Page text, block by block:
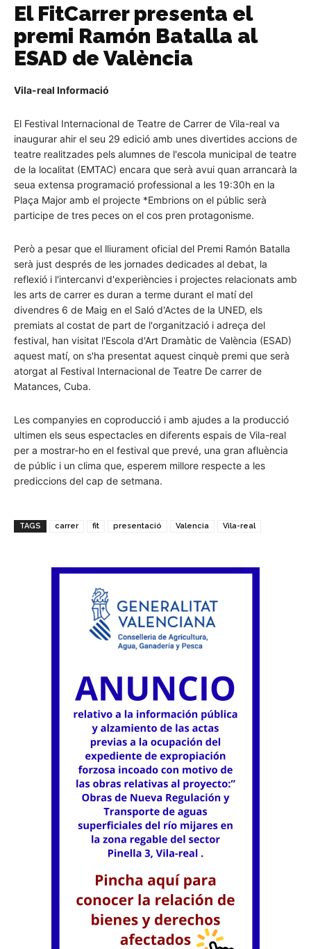
El FitCarrer presenta el
premi Ramón Batalla al
ESAD de València
Vila-real Informació
El Festival Internacional de Teatre de Carrer de Vila-real va
inaugurar ahir el seu 29 edició amb unes divertides accions de
teatre realitzades pels alumnes de l'escola municipal de teatre
de la localitat (EMTAC) encara que serà avui quan arrancarà la
seua extensa programació professional a les 19:30h en la
Plaça Major amb el projecte *Embrions on el públic serà
participe de tres peces on el cos pren protagonisme.
Però a pesar que el lliurament oficial del Premi Ramón Batalla
serà just després de les jornades dedicades al debat, la
reflexió i l'intercanvi d'experiències i projectes relacionats amb
les arts de carrer es duran a terme durant el matí del
divendres 6 de Maig en el Saló d'Actes de la UNED, els
premiats al costat de part de l'organització i adreça del
festival, han visitat l'Escola d'Art Dramàtic de València (ESAD)
aquest matí, on s'ha presentat aquest cinquè premi que serà
atorgat al Festival Internacional de Teatre De carrer de
Matances, Cuba.
Les companyies en coproducció i amb ajudes a la producció
ultimen els seus espectacles en diferents espais de Vila-real
per a mostrar-ho en el festival que prevé, una gran afluència
de públic i un clima que, esperem millore respecte a les
prediccions del cap de setmana.
TAGS carrer fit presentació Valencia Vila-real